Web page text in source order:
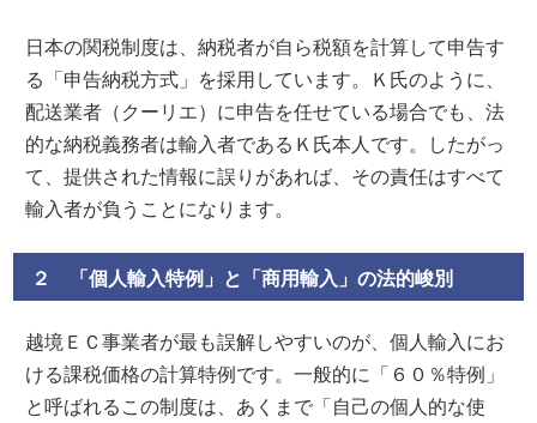
日本の関税制度は、納税者が自ら税額を計算して申告す
る「申告納税方式」を採用しています。Ｋ氏のように、
配送業者（クーリエ）に申告を任せている場合でも、法
的な納税義務者は輸入者であるＫ氏本人です。したがっ
て、提供された情報に誤りがあれば、その責任はすべて
輸入者が負うことになります。
２ 「個人輸入特例」と「商用輸入」の法的峻別
越境ＥＣ事業者が最も誤解しやすいのが、個人輸入にお
ける課税価格の計算特例です。一般的に「６０％特例」
と呼ばれるこの制度は、あくまで「自己の個人的な使